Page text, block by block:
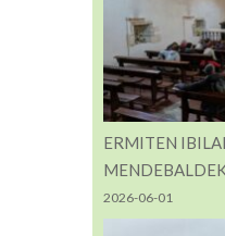
ERMITEN
2026-06-01